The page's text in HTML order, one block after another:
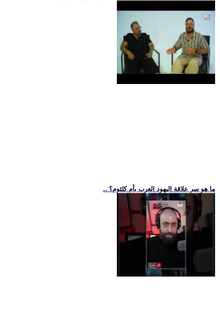
.. ما هو سر علاقة اليهود العرب بأم كلثوم؟